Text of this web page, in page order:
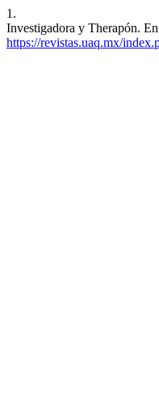
1.
Investigadora y Therapón.
https://revistas.uaq.mx/